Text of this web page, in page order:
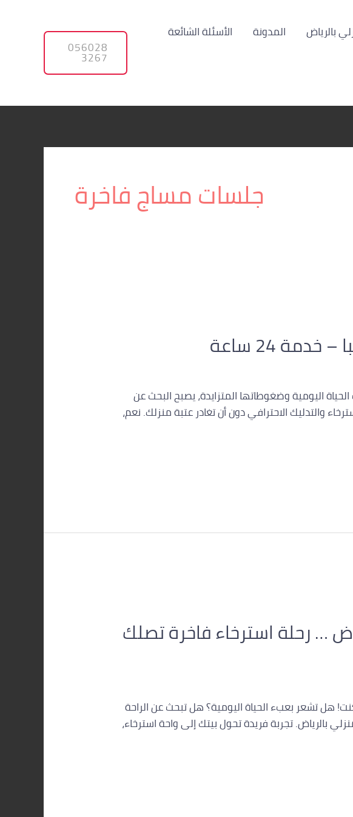
بالرياض المدونة الأسئلة الشائعة
056028
3267
جلسات مساج فاخرة
24 ساعة
اليومية وضغوطاتها المتزايدة، يصبح البحث عن
والتدليك الاحترافي دون أن تغادر عتبة منزلك. نعم،
… رحلة استرخاء فاخرة تصلك
هل تشعر بعبء الحياة اليومية؟ هل تبحث عن الراحة
بالرياض. تجربة فريدة تحول بيتك إلى واحة استرخاء،